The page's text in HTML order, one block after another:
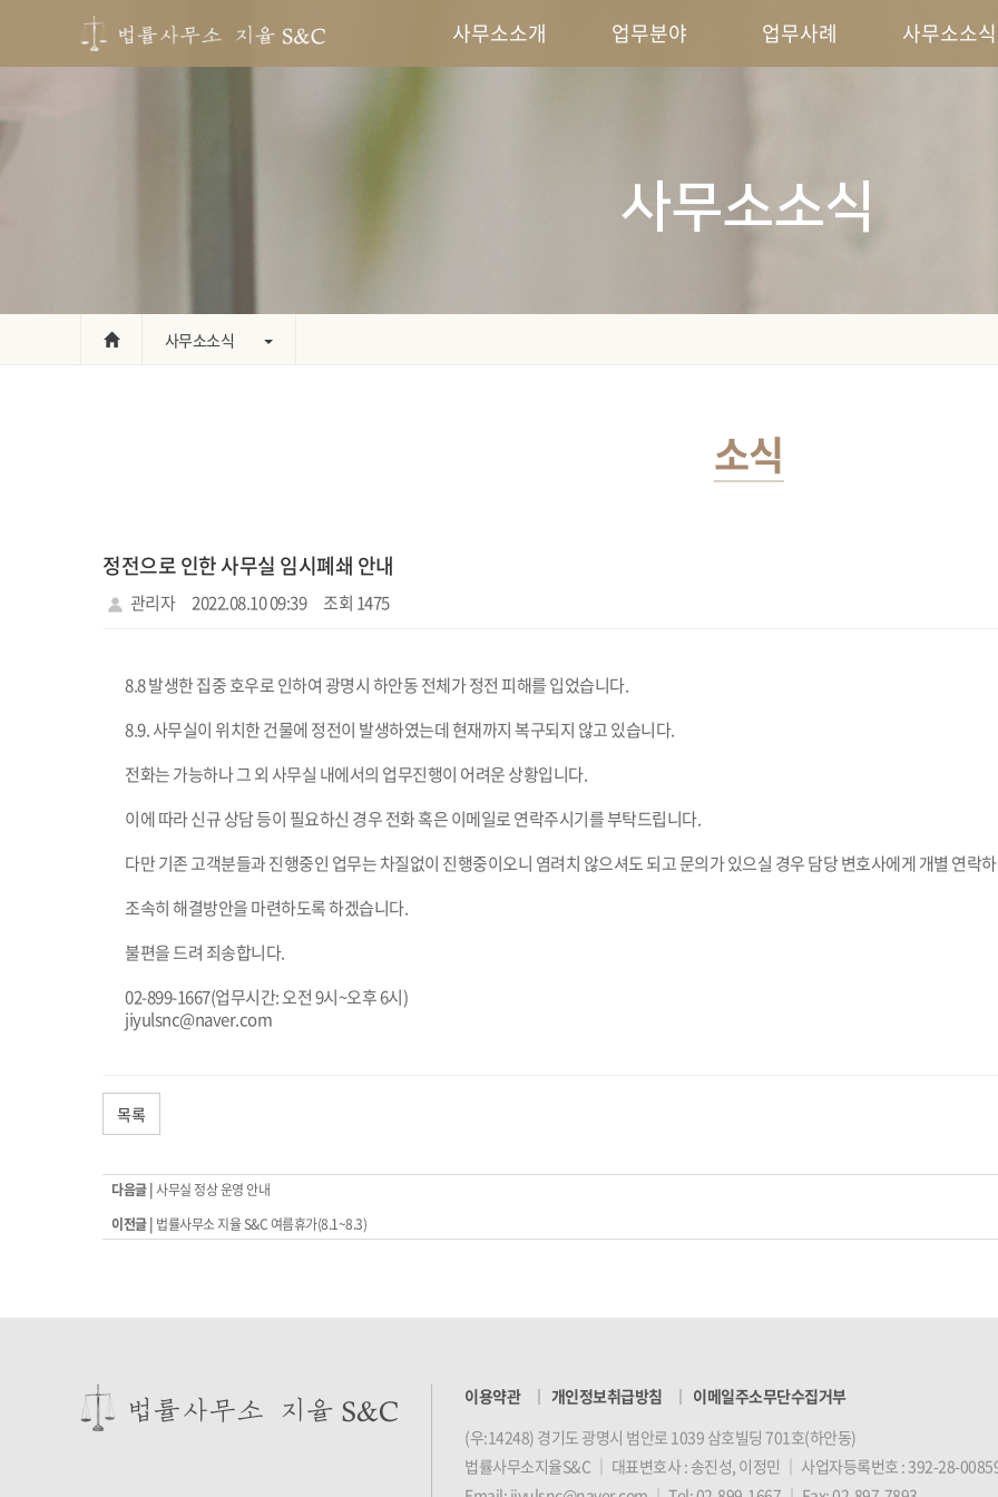
사무소소개 업무분야 업무사례 사무소소식
사무소소식
사무소소식
소식
정전으로 인한 사무실 임시폐쇄 안내
관리자 2022.08.10 09:39 조회 1475
8.8 발생한 집중 호우로 인하여 광명시 하안동 전체가 정전 피해를 입었습니다.
8.9. 사무실이 위치한 건물에 정전이 발생하였는데 현재까지 복구되지 않고 있습니다.
전화는 가능하나 그 외 사무실 내에서의 업무진행이 어려운 상황입니다.
이에 따라 신규 상담 등이 필요하신 경우 전화 혹은 이메일로 연락주시기를 부탁드립니다.
다만 기존 고객분들과 진행중인 업무는 차질없이 진행중이오니 염려치 않으셔도 되고 문의가 있으실 경우 담당 변호사에게 개별 연락
조속히 해결방안을 마련하도록 하겠습니다.
불편을 드려 죄송합니다.
02-899-1667(업무시간: 오전 9시~오후 6시)
jiyulsnc@naver.com
목록
다음글 |사무실 정상 운영 안내
이전글 | 법률사무소 지율 S&C 여름휴가(8.1~8.3)
이용약관 개인정보취급방침
이메일주소무단수집거부
(우:14248) 경기도 광명시 범안로 1039 삼호빌딩 701호(하안동)
법률사무소지율S&C
대표변호사 : 송진성, 이정민
사업자등록번호 : 392-28-